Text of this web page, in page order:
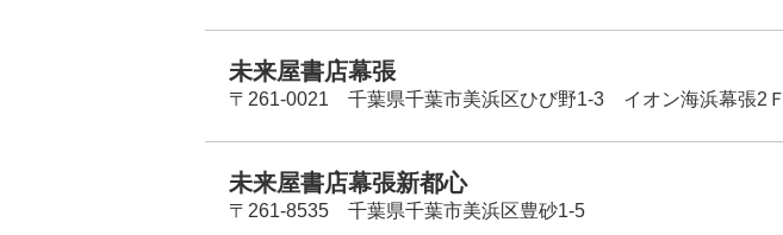
未来屋書店幕張
〒261-0021 千葉県千葉市美浜区ひび野1-3 イオン海浜幕張2Ｆ
未来屋書店幕張新都心
〒261-8535 千葉県千葉市美浜区豊砂1-5